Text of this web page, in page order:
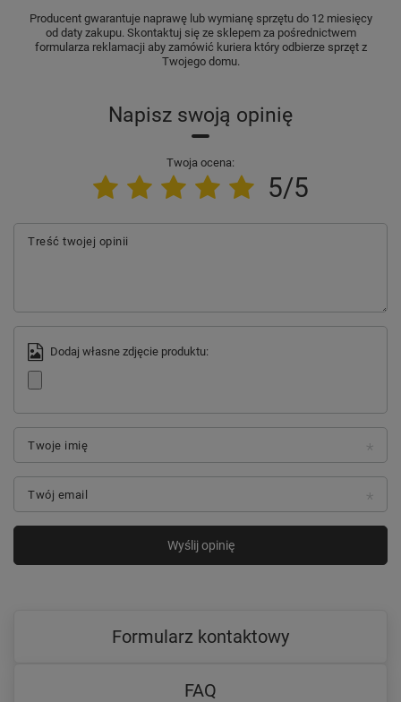
Producent gwarantuje naprawę lub wymianę sprzętu do 12 miesięcy
od daty zakupu. Skontaktuj się ze sklepem za pośrednictwem
formularza reklamacji aby zamówić kuriera który odbierze sprzęt z
Twojego domu.
Napisz swoją opinię
Twoja ocena:
5/5
Treść twojej opinii
Dodaj własne zdjęcie produktu:
Twoje imię
Twój email
Wyślij opinię
Formularz kontaktowy
FAQ